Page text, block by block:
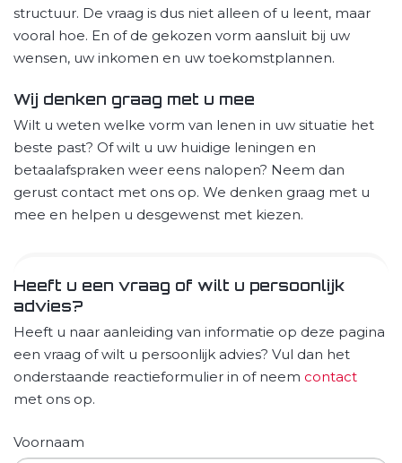
structuur. De vraag is dus niet alleen of u leent, maar
vooral hoe. En of de gekozen vorm aansluit bij uw
wensen, uw inkomen en uw toekomstplannen.
Wij denken graag met u mee
Wilt u weten welke vorm van lenen in uw situatie het
beste past? Of wilt u uw huidige leningen en
betaalafspraken weer eens nalopen? Neem dan
gerust contact met ons op. We denken graag met u
mee en helpen u desgewenst met kiezen.
Heeft u een vraag of wilt u persoonlijk
advies?
Heeft u naar aanleiding van informatie op deze pagina
een vraag of wilt u persoonlijk advies? Vul dan het
onderstaande reactieformulier in of neem contact
met ons op.
Voornaam